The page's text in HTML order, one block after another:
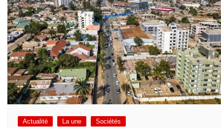
Actualité La une Sociétés